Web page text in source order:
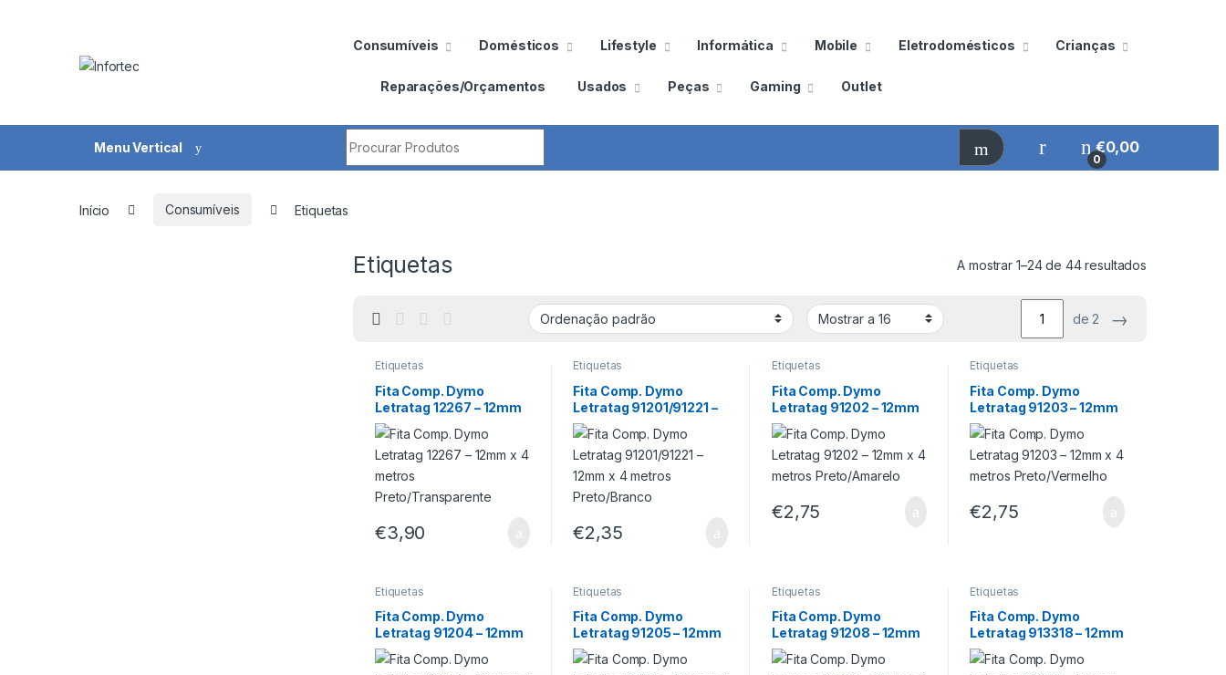
Consumíveis Domésticos Lifestyle Informática Mobile Eletrodomésticos Crianças
Reparações/Orçamentos Usados Peças Gaming Outlet
Menu Vertical
0
€0,00
Início Consumíveis Etiquetas
Etiquetas A mostrar 1–24 de 44 resultados
de 2 →
Etiquetas
Fita Comp. Dymo
Letratag 12267 – 12mm
x 4 metros
Preto/Transparente
€3,90
Etiquetas
Fita Comp. Dymo
Letratag 91201/91221 –
12mm x 4 metros
Preto/Branco
€2,35
Etiquetas
Fita Comp. Dymo
Letratag 91202 – 12mm
x 4 metros
Preto/Amarelo
€2,75
Etiquetas
Fita Comp. Dymo
Letratag 91203 – 12mm
x 4 metros
Preto/Vermelho
€2,75
Etiquetas
Fita Comp. Dymo
Letratag 91204 – 12mm
x 4 metros Preto/Verde
Etiquetas
Fita Comp. Dymo
Letratag 91205 – 12mm
x 4 metros Preto/Azul
Etiquetas
Fita Comp. Dymo
Letratag 91208 – 12mm
x 4 metros Preto/Cinza
Etiquetas
Fita Comp. Dymo
Letratag 913318 – 12mm
x 4 metros
Branco/Preto